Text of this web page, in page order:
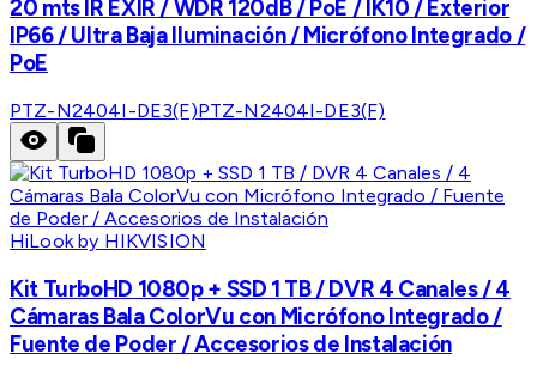
20 mts IR EXIR / WDR 120dB / PoE / IK10 / Exterior
IP66 / Ultra Baja Iluminación / Micrófono Integrado /
PoE
PTZ-N2404I-DE3(F)PTZ-N2404I-DE3(F)
HiLook by HIKVISION
Kit TurboHD 1080p + SSD 1 TB / DVR 4 Canales / 4
Cámaras Bala ColorVu con Micrófono Integrado /
Fuente de Poder / Accesorios de Instalación